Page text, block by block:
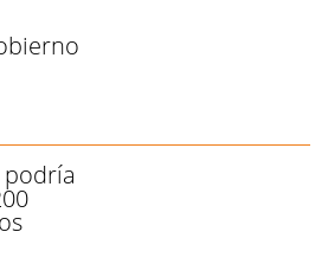
podría